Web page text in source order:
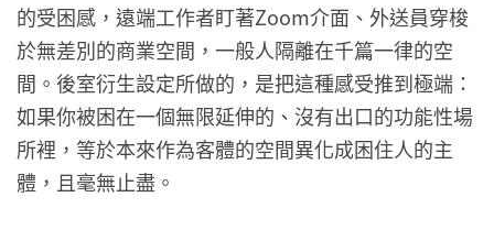
的受困感，遠端工作者盯著Zoom介面、外送員穿梭
於無差別的商業空間，一般人隔離在千篇一律的空
間。後室衍生設定所做的，是把這種感受推到極端：
如果你被困在一個無限延伸的、沒有出口的功能性場
所裡，等於本來作為客體的空間異化成困住人的主
體，且毫無止盡。